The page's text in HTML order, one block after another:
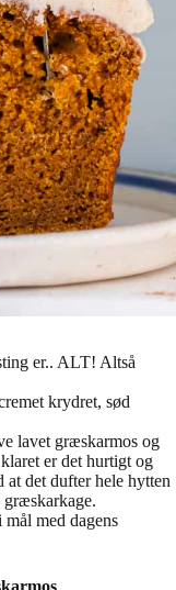
er.. ALT! Altså
krydret, sød
lavet græskarmos og
er det hurtigt og
det dufter hele hytten
græskarkage.
med dagens